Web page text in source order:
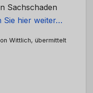
Sachschaden
Sie hier weiter…
Wittlich, übermittelt